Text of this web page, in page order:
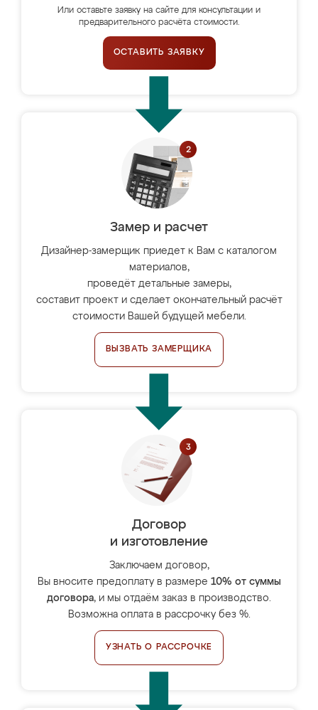
Или оставьте заявку на сайте для консультации и
предварительного расчёта стоимости.
ОСТАВИТЬ ЗАЯВКУ
Замер и расчет
Дизайнер-замерщик приедет к Вам с каталогом
материалов,
проведёт детальные замеры,
составит проект и сделает окончательный расчёт
стоимости Вашей будущей мебели.
ВЫЗВАТЬ ЗАМЕРЩИКА
Договор
и изготовление
Заключаем договор,
Вы вносите предоплату в размере 10% от суммы
договора, и мы отдаём заказ в производство.
Возможна оплата в рассрочку без %.
УЗНАТЬ О РАССРОЧКЕ